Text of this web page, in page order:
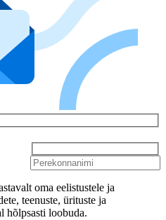
oma eelistustele ja
teenuste, ürituste ja
hõlpsasti loobuda.